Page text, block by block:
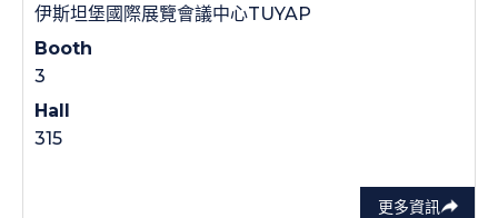
更多資訊
伊斯坦堡國際展覽會議中心TUYAP
Booth
3
Hall
315